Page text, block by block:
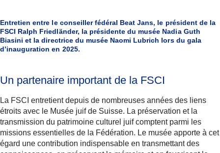
Entretien entre le conseiller fédéral Beat Jans, le président de la
FSCI Ralph Friedländer, la présidente du musée Nadia Guth
Biasini et la directrice du musée Naomi Lubrich lors du gala
d’inauguration en 2025.
Un partenaire important de la FSCI
La FSCI entretient depuis de nombreuses années des liens
étroits avec le Musée juif de Suisse. La préservation et la
transmission du patrimoine culturel juif comptent parmi les
missions essentielles de la Fédération. Le musée apporte à cet
égard une contribution indispensable en transmettant des